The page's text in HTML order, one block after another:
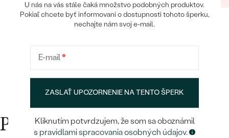
Prečo nakupovať v Eppi
U nás na vás stále čaká množstvo podobných produktov.
Pokiaľ chcete byť informovaní o dostupnosti tohoto šperku,
nechajte nám svoj e-mail.
E-mail*
ZASLAŤ UPOZORNENIE NA TENTO ŠPERK
Kliknutím potvrdzujem, že som sa oboznámil
s pravidlami spracovania osobných údajov.